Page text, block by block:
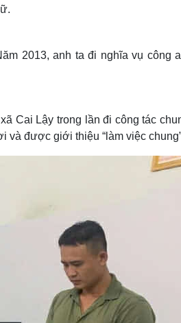
2013, anh ta đi nghĩa vụ công
Cai Lậy trong lần đi công tác
và được giới thiệu “làm việc